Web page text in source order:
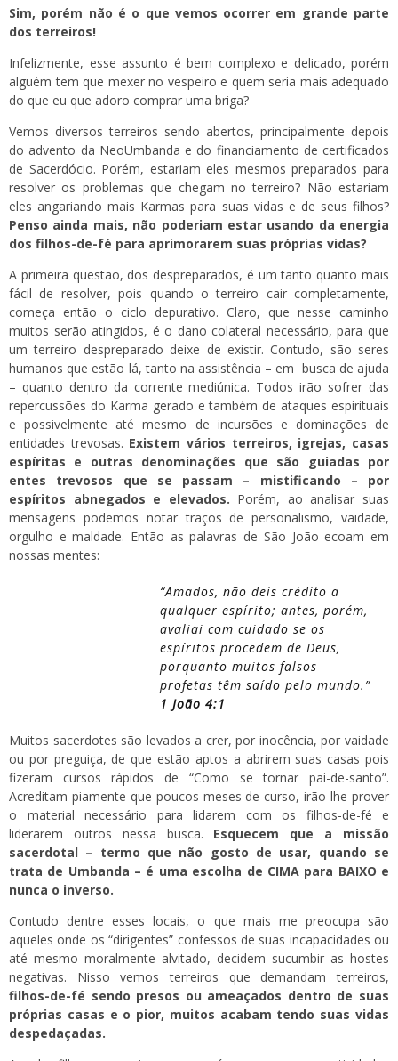
Sim, porém não é o que vemos ocorrer em grande parte
dos terreiros!
Infelizmente, esse assunto é bem complexo e delicado, porém
alguém tem que mexer no vespeiro e quem seria mais adequado
do que eu que adoro comprar uma briga?
Vemos diversos terreiros sendo abertos, principalmente depois
do advento da NeoUmbanda e do financiamento de certificados
de Sacerdócio. Porém, estariam eles mesmos preparados para
resolver os problemas que chegam no terreiro? Não estariam
eles angariando mais Karmas para suas vidas e de seus filhos?
Penso ainda mais, não poderiam estar usando da energia
dos filhos-de-fé para aprimorarem suas próprias vidas?
A primeira questão, dos despreparados, é um tanto quanto mais
fácil de resolver, pois quando o terreiro cair completamente,
começa então o ciclo depurativo. Claro, que nesse caminho
muitos serão atingidos, é o dano colateral necessário, para que
um terreiro despreparado deixe de existir. Contudo, são seres
humanos que estão lá, tanto na assistência – em busca de ajuda
– quanto dentro da corrente mediúnica. Todos irão sofrer das
repercussões do Karma gerado e também de ataques espirituais
e possivelmente até mesmo de incursões e dominações de
entidades trevosas. Existem vários terreiros, igrejas, casas
espíritas e outras denominações que são guiadas por
entes trevosos que se passam – mistificando – por
espíritos abnegados e elevados. Porém, ao analisar suas
mensagens podemos notar traços de personalismo, vaidade,
orgulho e maldade. Então as palavras de São João ecoam em
nossas mentes:
“Amados, não deis crédito a
qualquer espírito; antes, porém,
avaliai com cuidado se os
espíritos procedem de Deus,
porquanto muitos falsos
profetas têm saído pelo mundo.”
1 João 4:1
Muitos sacerdotes são levados a crer, por inocência, por vaidade
ou por preguiça, de que estão aptos a abrirem suas casas pois
fizeram cursos rápidos de “Como se tornar pai-de-santo”.
Acreditam piamente que poucos meses de curso, irão lhe prover
o material necessário para lidarem com os filhos-de-fé e
liderarem outros nessa busca. Esquecem que a missão
sacerdotal – termo que não gosto de usar, quando se
trata de Umbanda – é uma escolha de CIMA para BAIXO e
nunca o inverso.
Contudo dentre esses locais, o que mais me preocupa são
aqueles onde os “dirigentes” confessos de suas incapacidades ou
até mesmo moralmente alvitado, decidem sucumbir as hostes
negativas. Nisso vemos terreiros que demandam terreiros,
filhos-de-fé sendo presos ou ameaçados dentro de suas
próprias casas e o pior, muitos acabam tendo suas vidas
despedaçadas.